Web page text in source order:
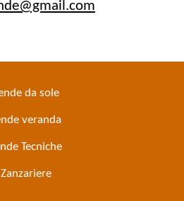
da sole
veranda
Tecniche
Zanzariere